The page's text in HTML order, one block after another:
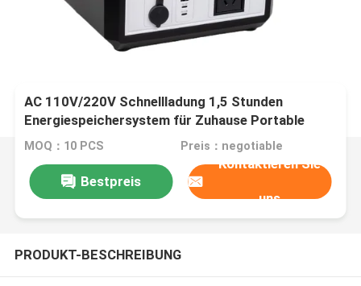
AC 110V/220V Schnellladung 1,5 Stunden
Energiespeichersystem für Zuhause Portable
Stromquelle eingebaut in BMS Für Wohnmobil /
MOQ：10 PCS Preis：negotiable
Bestpreis
Kontaktieren Sie
uns
PRODUKT-BESCHREIBUNG